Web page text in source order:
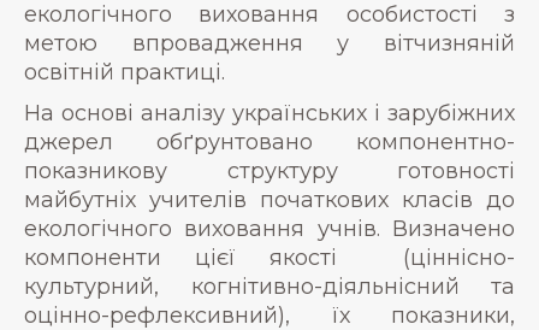
екологічного виховання особистості з
метою впровадження у вітчизняній
освітній практиці.
На основі аналізу українських і зарубіжних
джерел обґрунтовано компонентно-
показникову структуру готовності
майбутніх учителів початкових класів до
екологічного виховання учнів. Визначено
компоненти цієї якості (ціннісно-
культурний, когнітивно-діяльнісний та
оцінно-рефлексивний), їх показники,